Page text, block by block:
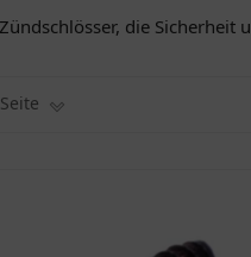
die